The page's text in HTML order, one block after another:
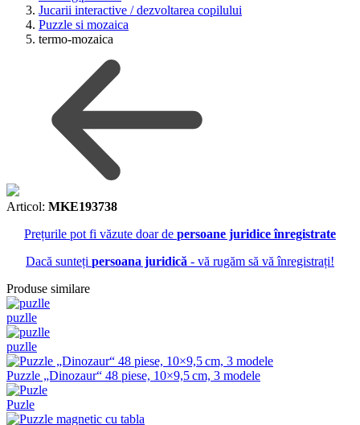
Jucarii interactive / dezvoltarea copilului
Puzzle si mozaica
termo-mozaica
Articol: MKE193738
Prețurile pot fi văzute doar de persoane juridice înregistrate
Dacă sunteți persoana juridică - vă rugăm să vă înregistrați!
Produse similare
puzlle
puzlle
Puzzle „Dinozaur“ 48 piese, 10×9,5 cm, 3 modele
Puzle